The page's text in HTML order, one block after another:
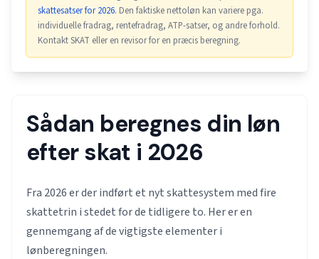
skattesatser for 2026. Den faktiske nettoløn kan variere pga.
individuelle fradrag, rentefradrag, ATP-satser, og andre forhold.
Kontakt SKAT eller en revisor for en præcis beregning.
Sådan beregnes din løn
efter skat i 2026
Fra 2026 er der indført et nyt skattesystem med fire
skattetrin i stedet for de tidligere to. Her er en
gennemgang af de vigtigste elementer i
lønberegningen.